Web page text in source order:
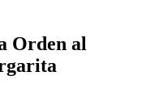
Orden al